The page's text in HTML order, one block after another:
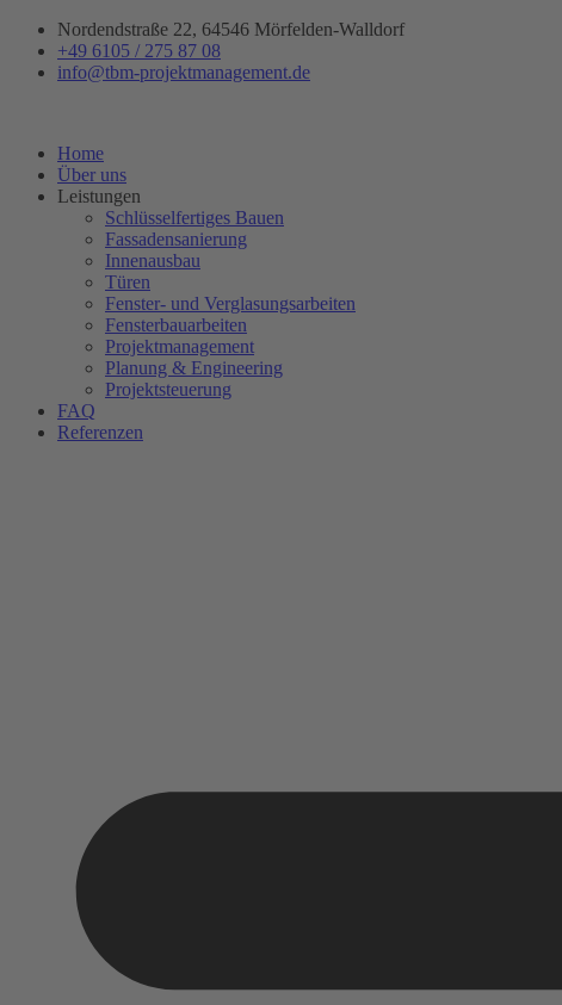
Zum
Inhalt
springen
Nordendstraße 22, 64546 Mörfelden-Walldorf
+49 6105 / 275 87 08
info@tbm-projektmanagement.de
Home
Über uns
Leistungen
Schlüsselfertiges Bauen
Fassadensanierung
Innenausbau
Türen
Fenster- und Verglasungsarbeiten
Fensterbauarbeiten
Projektmanagement
Planung & Engineering
Projektsteuerung
FAQ
Referenzen